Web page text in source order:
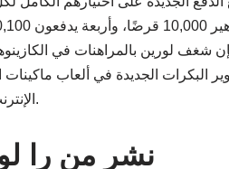
فإن شغف لورين بالمراهنات في
البكرات الجديدة في ألعاب ماكينات
الإنترنت في وقت فراغها.
نشر من را